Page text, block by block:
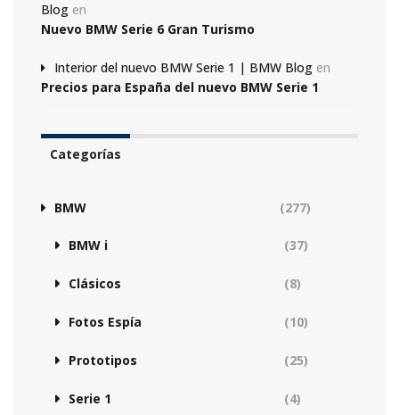
Blog en
Nuevo BMW Serie 6 Gran Turismo
Interior del nuevo BMW Serie 1 | BMW Blog en
Precios para España del nuevo BMW Serie 1
Categorías
BMW (277)
BMW i (37)
Clásicos (8)
Fotos Espía (10)
Prototipos (25)
Serie 1 (4)